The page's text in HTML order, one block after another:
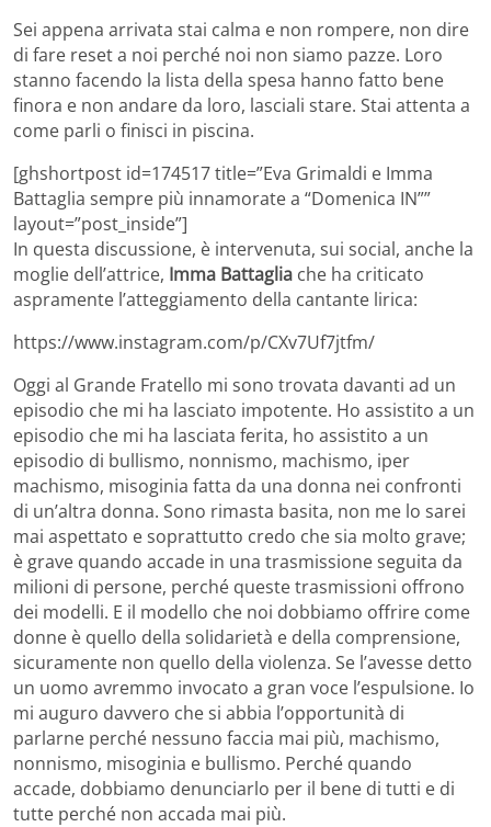
Sei appena arrivata stai calma e non rompere, non dire
di fare reset a noi perché noi non siamo pazze. Loro
stanno facendo la lista della spesa hanno fatto bene
finora e non andare da loro, lasciali stare. Stai attenta a
come parli o finisci in piscina.
[ghshortpost id=174517 title=”Eva Grimaldi e Imma
Battaglia sempre più innamorate a “Domenica IN””
layout=”post_inside”]
In questa discussione, è intervenuta, sui social, anche la
moglie dell’attrice, Imma Battaglia che ha criticato
aspramente l’atteggiamento della cantante lirica:
https://www.instagram.com/p/CXv7Uf7jtfm/
Oggi al Grande Fratello mi sono trovata davanti ad un
episodio che mi ha lasciato impotente. Ho assistito a un
episodio che mi ha lasciata ferita, ho assistito a un
episodio di bullismo, nonnismo, machismo, iper
machismo, misoginia fatta da una donna nei confronti
di un’altra donna. Sono rimasta basita, non me lo sarei
mai aspettato e soprattutto credo che sia molto grave;
è grave quando accade in una trasmissione seguita da
milioni di persone, perché queste trasmissioni offrono
dei modelli. E il modello che noi dobbiamo offrire come
donne è quello della solidarietà e della comprensione,
sicuramente non quello della violenza. Se l’avesse detto
un uomo avremmo invocato a gran voce l’espulsione. Io
mi auguro davvero che si abbia l’opportunità di
parlarne perché nessuno faccia mai più, machismo,
nonnismo, misoginia e bullismo. Perché quando
accade, dobbiamo denunciarlo per il bene di tutti e di
tutte perché non accada mai più.